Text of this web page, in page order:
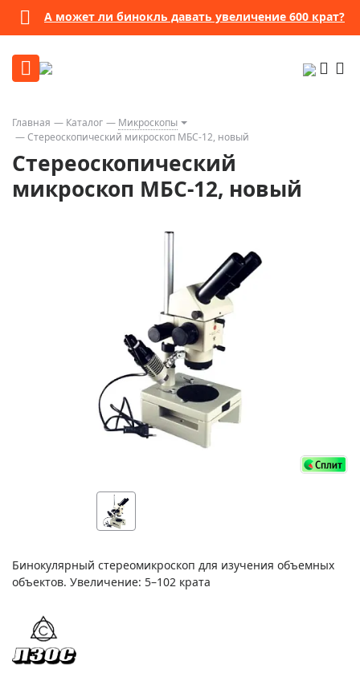
А может ли бинокль давать увеличение 600 крат?
Главная Каталог
Микроскопы
Стереоскопический микроскоп МБС-12, новый
Стереоскопический
микроскоп МБС-12, новый
Бинокулярный стереомикроскоп для изучения объемных
объектов. Увеличение: 5–102 крата